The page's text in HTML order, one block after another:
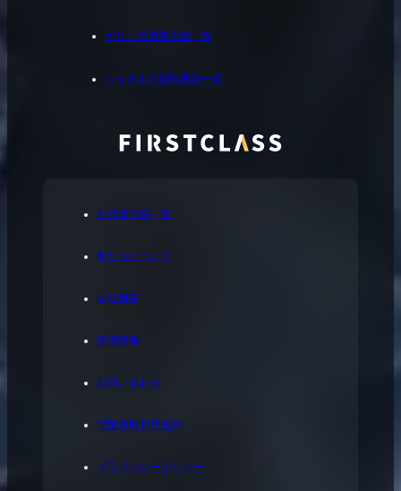
お買取実績一覧
私たちについて
会社概要
採用情報
お問い合わせ
宅配買取利用規約
プライバシーポリシー
ケリーの買取実績一覧
シャネルの買取実績一覧